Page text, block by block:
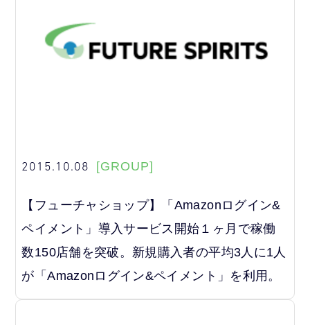
2015.10.08 [GROUP]
【フューチャショップ】「Amazonログイン&
ペイメント」導入サービス開始１ヶ月で稼働
数150店舗を突破。新規購入者の平均3人に1人
が「Amazonログイン&ペイメント」を利用。